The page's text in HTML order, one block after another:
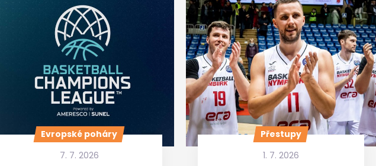
Evropské poháry
7. 7. 2026
Přestupy
1. 7. 2026